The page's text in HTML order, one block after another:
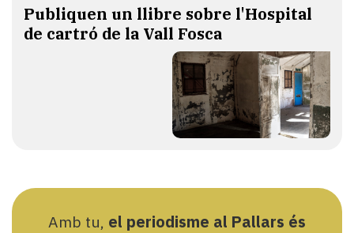
Publiquen un llibre sobre l'Hospital
de cartró de la Vall Fosca
Amb tu, el periodisme al Pallars és